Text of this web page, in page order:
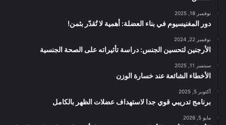
نوفمبر 18, 2025
دور المغنيسيوم في بناء العضلة: أهمية لا تُقدّر بثمن!
نوفمبر 22, 2024
الأرجنين لتحسين الجنس: دراسة تأثيراته على الصحة الجنسية
سبتمبر 11, 2025
الأخطاء الشائعة عند خسارة الوزن
أكتوبر 5, 2025
برنامج تدريبي قوي جدا لاستهداف عضلات الظهر بالكامل
مايو 5, 2026